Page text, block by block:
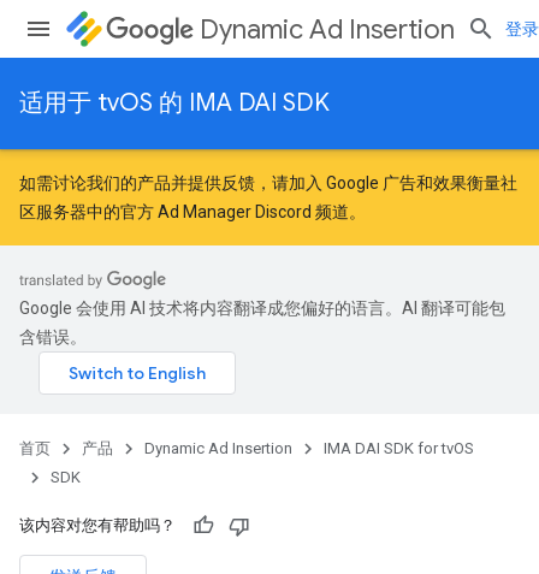
Dynamic Ad Insertion 登录
适用于 tvOS 的 IMA DAI SDK
如需讨论我们的产品并提供反馈，请加入 Google 广告和效果衡量社
区服务器中的官方 Ad Manager Discord 频道。
Google 会使用 AI 技术将内容翻译成您偏好的语言。AI 翻译可能包
含错误。
首页 产品 Dynamic Ad Insertion
IMA DAI SDK for tvOS
SDK
该内容对您有帮助吗？